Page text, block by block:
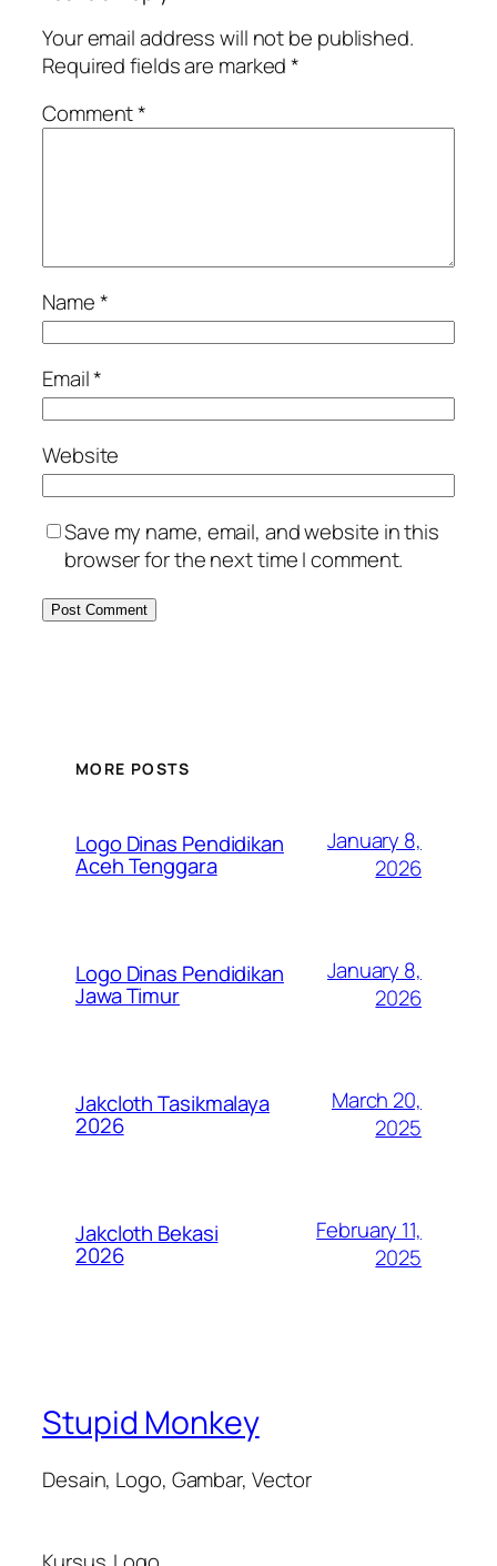
Your email address will not be published.
Required fields are marked*
Comment*
Name*
Email*
Website
Save my name, email, and website in this
browser for the next time I comment.
MORE POSTS
Logo Dinas Pendidikan
Aceh Tenggara
January 8,
2026
Logo Dinas Pendidikan
Jawa Timur
January 8,
2026
Jakcloth Tasikmalaya
2026
March 20,
2025
Jakcloth Bekasi
2026
February 11,
2025
Stupid Monkey
Desain, Logo, Gambar, Vector